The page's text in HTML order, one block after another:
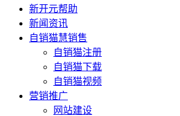
新开元帮助
新闻资讯
自销猫慧销售
自销猫注册
自销猫下载
自销猫视频
营销推广
网站建设